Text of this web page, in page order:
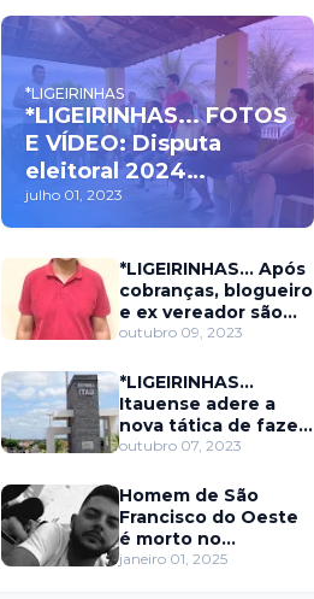
*LIGEIRINHAS
*LIGEIRINHAS... FOTOS
E VÍDEO: Disputa
eleitoral 2024
movimenta políticos
da oposição em Itaú na
escolha do candidato
a prefeito
julho 01, 2023
*LIGEIRINHAS... Após
cobranças, blogueiro
e ex vereador são
xingados pelo
prefeitura de Itaú
outubro 09, 2023
*LIGEIRINHAS...
Itauense adere a
nova tática de fazer
exame através de
outubro 07, 2023
Homem de São
Francisco do Oeste
é morto no
município de
janeiro 01, 2025